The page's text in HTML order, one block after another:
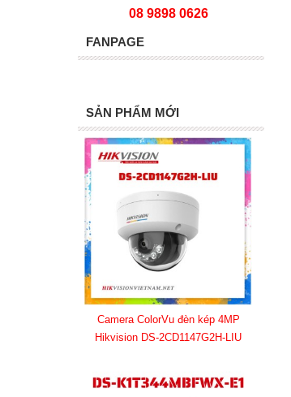
08 9898 0626
FANPAGE
SẢN PHẨM MỚI
Camera ColorVu đèn kép 4MP
Hikvision DS-2CD1147G2H-LIU